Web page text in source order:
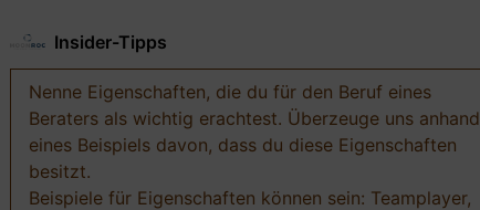
Insider-Tipps
Nenne Eigenschaften, die du für den Beruf eines
Beraters als wichtig erachtest. Überzeuge uns anhand
eines Beispiels davon, dass du diese Eigenschaften
besitzt.
Beispiele für Eigenschaften können sein: Teamplayer,